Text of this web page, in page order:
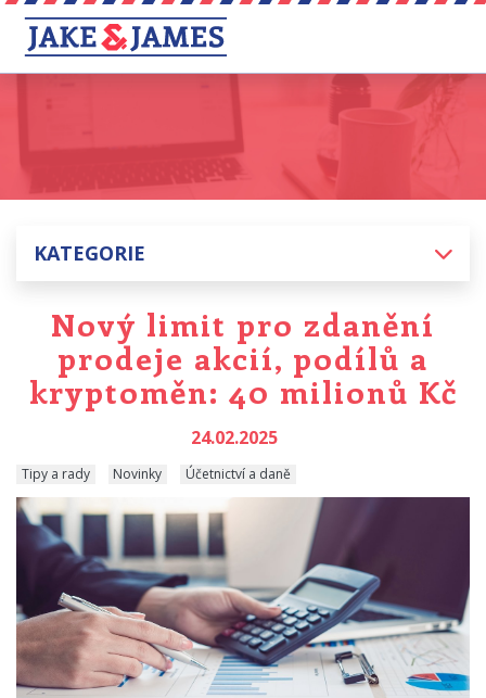
KATEGORIE
Nový limit pro zdanění
prodeje akcií, podílů a
kryptoměn: 40 milionů Kč
24.02.2025
Tipy a rady Novinky Účetnictví a daně